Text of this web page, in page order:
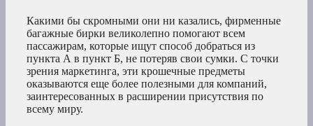
Какими бы скромными они ни казались, фирменные
багажные бирки великолепно помогают всем
пассажирам, которые ищут способ добраться из
пункта А в пункт Б, не потеряв свои сумки. С точки
зрения маркетинга, эти крошечные предметы
оказываются еще более полезными для компаний,
заинтересованных в расширении присутствия по
всему миру.